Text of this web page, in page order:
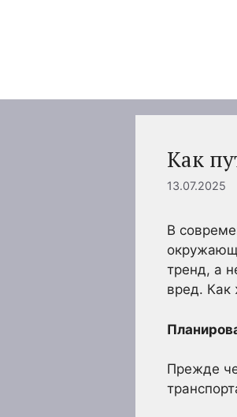
Как
13.07.2025
В
тренд, а
вред. Как
Прежде